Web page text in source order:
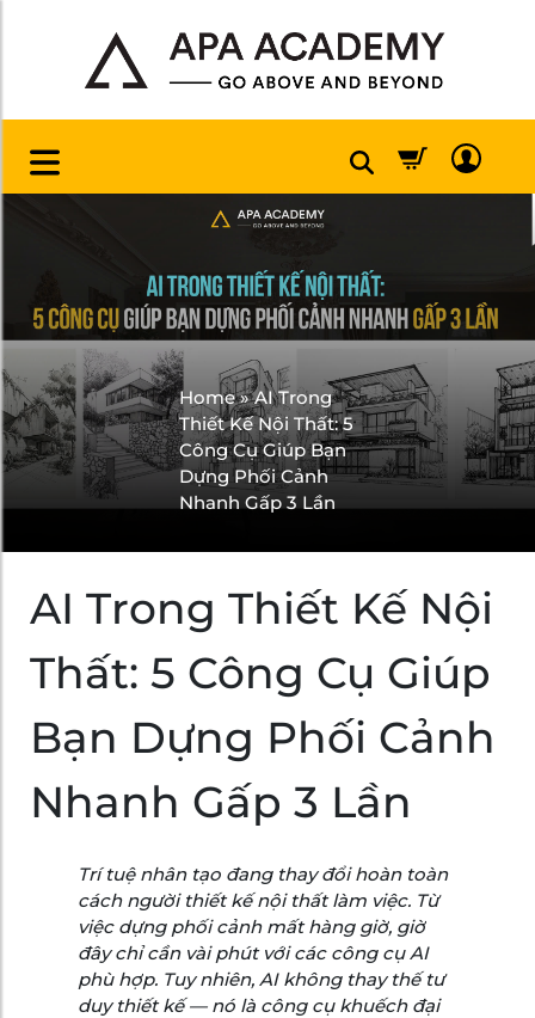
Home»AI Trong
Thiết Kế Nội Thất: 5
Công Cụ Giúp Bạn
Dựng Phối Cảnh
Nhanh Gấp 3 Lần
AI Trong Thiết Kế Nội
Thất: 5 Công Cụ Giúp
Bạn Dựng Phối Cảnh
Nhanh Gấp 3 Lần
Trí tuệ nhân tạo đang thay đổi hoàn toàn
cách người thiết kế nội thất làm việc. Từ
việc dựng phối cảnh mất hàng giờ, giờ
đây chỉ cần vài phút với các công cụ AI
phù hợp. Tuy nhiên, AI không thay thế tư
duy thiết kế — nó là công cụ khuếch đại